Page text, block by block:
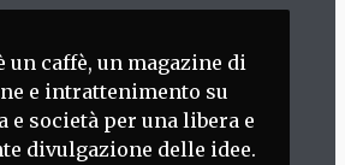
un caffè, un magazine di
e intrattenimento su
e società per una libera e
divulgazione delle idee.